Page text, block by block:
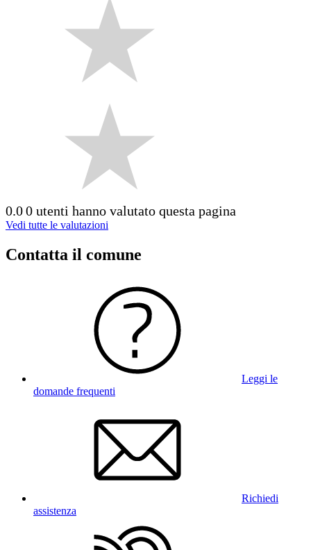
0.00 utenti hanno valutato questa pagina
Vedi tutte le valutazioni
Contatta il comune
Leggi le
domande frequenti
Richiedi
assistenza